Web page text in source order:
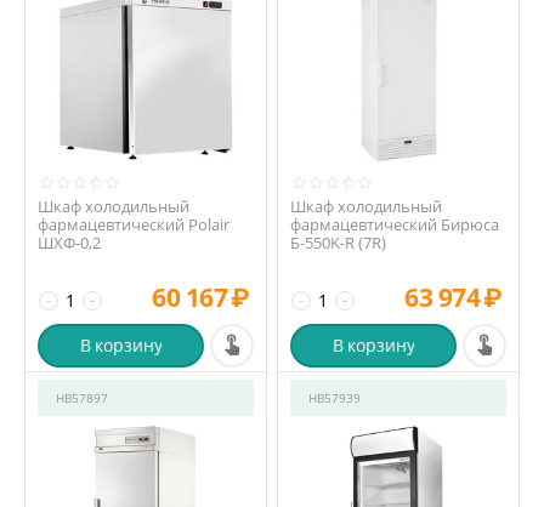
Шкаф холодильный
фармацевтический Polair
ШХФ-0,2
+
− 60 167₽
В корзину
Шкаф холодильный
фармацевтический Бирюса
Б-550K-R (7R)
+
− 63 974₽
В корзину
HB57897 HB57939